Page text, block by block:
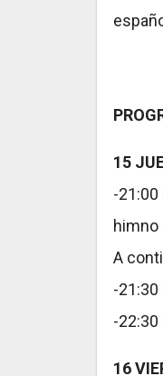
15
-21:00
himno
A
-21:30
-22:30
16